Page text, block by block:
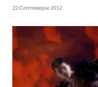
22 Септември 2012